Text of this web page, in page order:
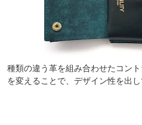
種類の違う革を組み合わせたコン
を変えることで、デザイン性を出し